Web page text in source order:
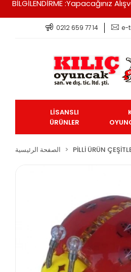
BİLGİLENDİRME :Yapacağınız
0212 659 77 14 e-
LİSANSLI
ÜRÜNLER
الصفحة الرئيسية PİLLİ ÜRÜN